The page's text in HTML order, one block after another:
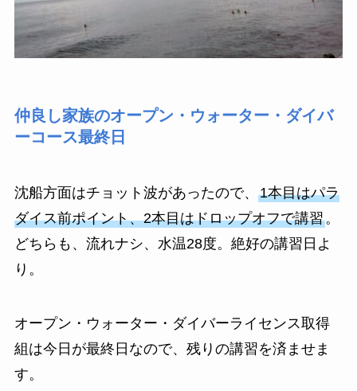
仲良し家族のオープン・ウォーター・ダイバ
ーコース最終日
沈船方面はチョット波があったので、 1本目はパラ
ダイス前ポイント、2本目はドロップオフで講習。
どちらも、流れナシ、水温28度。絶好の講習日よ
り。
オープン・ウォーター・ダイバーライセンス取得
組は今日が最終日なので、残りの講習を済ませま
す。